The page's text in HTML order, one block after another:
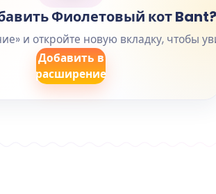
Фиолетовый кот Bant?
и откройте новую вкладку, чтобы
Добавить в
расширение